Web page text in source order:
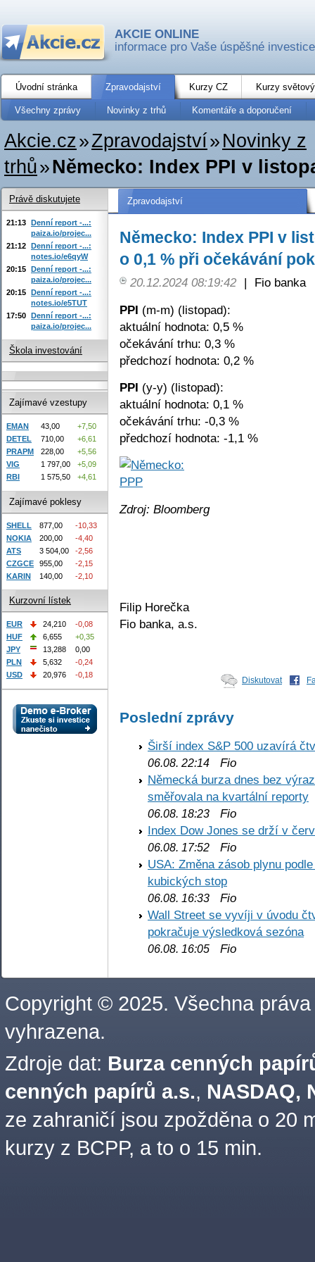
AKCIE ONLINE
informace pro Vaše úspěšné investice
Úvodní stránka Zpravodajství Kurzy CZ Kurzy
Všechny zprávy Novinky z trhů Komentáře a doporučení
Akcie.cz»Zpravodajství» Novinky z
trhů»Německo: Index PPI v
Zpravodajství
Německo: Index PPI v
o 0,1 % při očekávání
20.12.2024 08:19:42 |
Fio banka
PPI (m-m) (listopad):
aktuální hodnota: 0,5 %
očekávání trhu: 0,3 %
předchozí hodnota: 0,2 %
PPI (y-y) (listopad):
aktuální hodnota: 0,1 %
očekávání trhu: -0,3 %
předchozí hodnota: -1,1 %
Zdroj: Bloomberg
Filip Horečka
Fio banka, a.s.
Diskutovat
Poslední zprávy
Širší index S&P 500 uzavírá
06.08. 22:14 Fio
Německá burza dnes bez
směřovala na kvartální reporty
06.08. 18:23 Fio
Index Dow Jones se drží v
06.08. 17:52 Fio
USA: Změna zásob plynu
kubických stop
06.08. 16:33 Fio
Wall Street se vyvíji v úvodu
pokračuje výsledková sezóna
06.08. 16:05 Fio
Právě diskutujete
21:13 Denní report -...:
paiza.io/projec...
21:12 Denní report -...:
notes.io/e6qyW
20:15 Denní report -...:
paiza.io/projec...
20:15 Denní report -...:
notes.io/e5TUT
17:50 Denní report -...:
paiza.io/projec...
Škola investování
Zajímavé vzestupy
EMAN 43,00
+7,50
DETEL
710,00
+6,61
PRAPM
228,00
+5,56
VIG
1 797,00
+5,09
RBI
1 575,50 +4,61
Zajímavé poklesy
SHELL 877,00
-10,33
NOKIA
200,00
-4,40
ATS
3 504,00
-2,56
CZGCE
955,00
-2,15
KARIN
140,00 -2,10
Kurzovní lístek
EUR 24,210
-0,08
HUF
6,655
+0,35
JPY
13,288
0,00
PLN
5,632
-0,24
USD
20,976 -0,18
Copyright © 2025. Všechna práva
vyhrazena.
Zdroje dat: Burza cenných
cenných papírů a.s., NASDAQ,
ze zahraničí jsou zpožděna o 20
kurzy z BCPP, a to o 15 min.